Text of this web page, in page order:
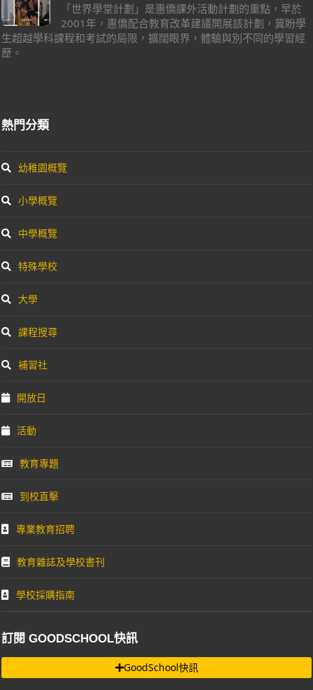
「世界學堂計劃」是惠僑課外活動計劃的重點，早於
2001年，惠僑配合教育改革建議開展該計劃，冀盼學
生超越學科課程和考試的局限，擴闊眼界，體驗與別不同的學習經
歷。
熱門分類
幼稚園概覽
小學概覽
中學概覽
特殊學校
大學
課程搜尋
補習社
開放日
活動
教育專題
到校直擊
專業教育招聘
教育雜誌及學校書刊
學校採購指南
訂閱 GOODSCHOOL快訊
GoodSchool快訊